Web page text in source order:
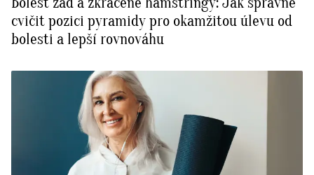
cvičit pozici pyramidy pro okamžitou úlevu od
bolesti a lepší rovnováhu